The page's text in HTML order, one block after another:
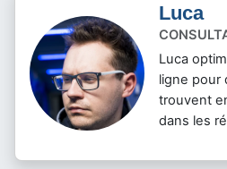
Luca
Luca
ligne pour
trouvent
dans les